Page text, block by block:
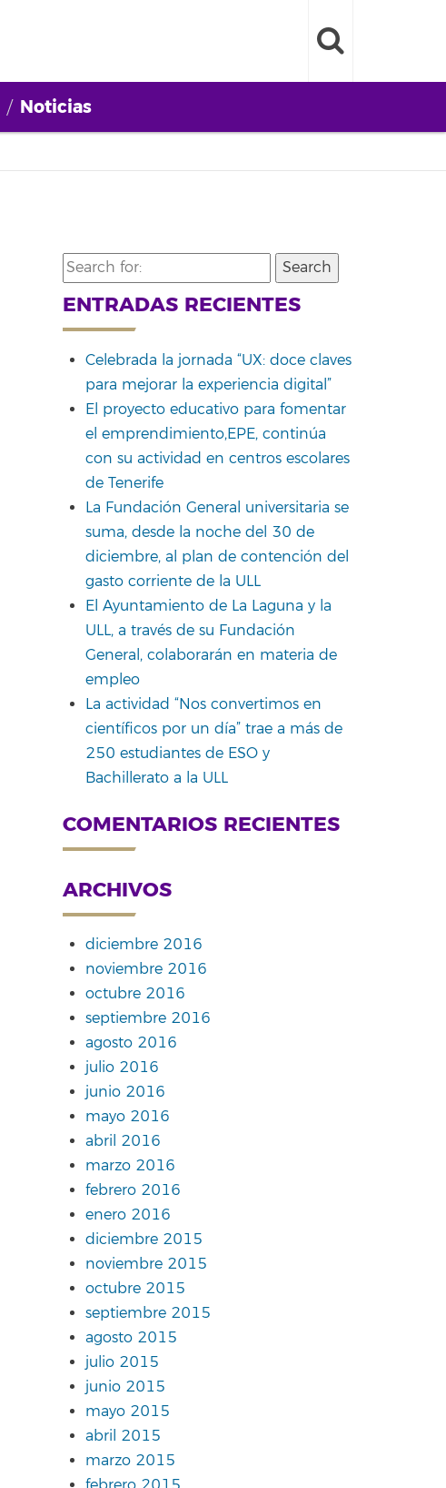
Noticias
Search
for:
ENTRADAS RECIENTES
Celebrada la jornada “UX: doce claves
para mejorar la experiencia digital”
El proyecto educativo para fomentar
el emprendimiento,EPE, continúa
con su actividad en centros escolares
de Tenerife
La Fundación General universitaria se
suma, desde la noche del 30 de
diciembre, al plan de contención del
gasto corriente de la ULL
El Ayuntamiento de La Laguna y la
ULL, a través de su Fundación
General, colaborarán en materia de
empleo
La actividad “Nos convertimos en
científicos por un día” trae a más de
250 estudiantes de ESO y
Bachillerato a la ULL
COMENTARIOS RECIENTES
ARCHIVOS
diciembre 2016
noviembre 2016
octubre 2016
septiembre 2016
agosto 2016
julio 2016
junio 2016
mayo 2016
abril 2016
marzo 2016
febrero 2016
enero 2016
diciembre 2015
noviembre 2015
octubre 2015
septiembre 2015
agosto 2015
julio 2015
junio 2015
mayo 2015
abril 2015
marzo 2015